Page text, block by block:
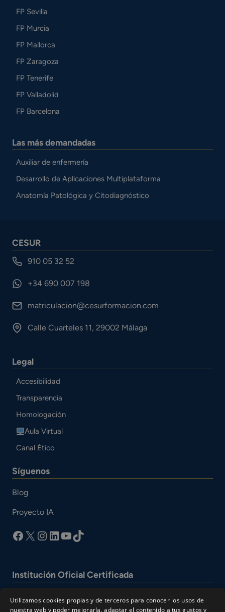
FP Sevilla
FP Murcia
FP Mallorca
FP Zaragoza
FP Tenerife
FP Valladolid
FP Barcelona
Las más demandadas
Auxiliar de enfermería
Desarrollo de Aplicaciones Multiplataforma
Anatomía Patológica y Citodiagnóstico
CESUR
910 05 32 52
+34 690 007 198
matriculacion@cesurformacion.com
Calle Cuarteles 11, 29002 Málaga
Legal
Accesibilidad
Transparencia
Homologación
Aula Virtual
Canal Ético
Síguenos
Blog
Proyecto IA
facebook
X Instagram
LinkedIn
YouTube
TikTok
Institución Oficial Certificada
Utilizamos cookies propias y de terceros para conocer los usos de
nuestra web y poder mejorarla, adaptar el contenido a tus gustos y